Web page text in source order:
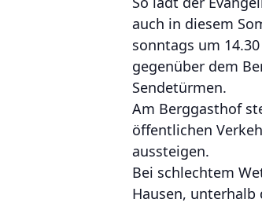
auch in diesem
sonntags um
gegenüber dem
Sendetürmen.
Am Berggasthof
öffentlichen
aussteigen.
Bei schlechtem
Hausen,